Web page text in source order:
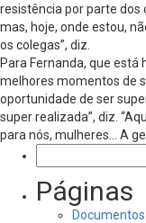
resistência por parte dos
mas, hoje, onde estou,
os colegas”, diz.
Para Fernanda, que está
melhores momentos de
oportunidade de ser
super realizada”, diz.
para nós, mulheres… A
por:
Páginas
Documentos